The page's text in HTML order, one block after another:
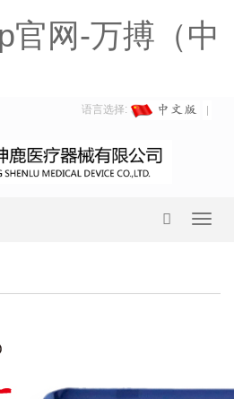
官网-万搏（中
语言选择: